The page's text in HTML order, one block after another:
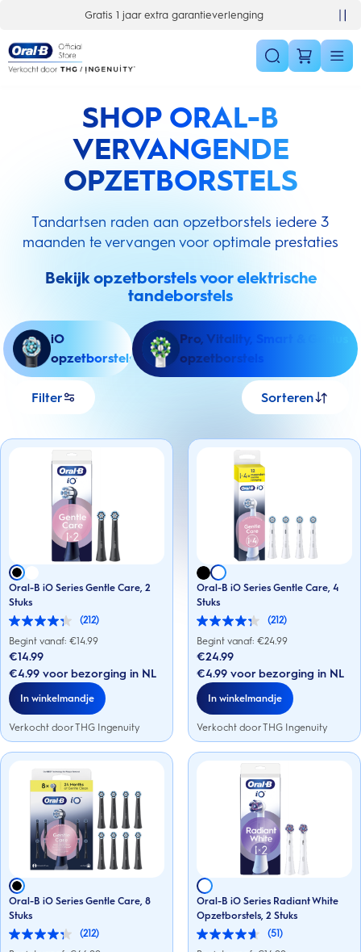
Gratis 1 jaar extra garantieverlenging
SHOP ORAL-B
VERVANGENDE
OPZETBORSTELS
Tandartsen raden aan opzetborstels iedere 3
maanden te vervangen voor optimale prestaties
Bekijk opzetborstels voor elektrische
tandeborstels
iO
opzetborstels
Pro, Vitality, Smart & Genius
opzetborstels
Filter Sorteren
Oral-B iO Series Gentle Care, 2
Stuks
(212)
4.3
van
de
5
sterren.
212
beoordelingen
Begint vanaf: €14.99
€14.99
€4.99 voor bezorging in NL
In winkelmandje
Verkocht door THG Ingenuity
Oral-B iO Series Gentle Care, 4
Stuks
(212)
4.3
van
de
5
sterren.
212
beoordelingen
Begint vanaf: €24.99
€24.99
€4.99 voor bezorging in NL
In winkelmandje
Verkocht door THG Ingenuity
Oral-B iO Series Gentle Care, 8
Stuks
(212)
4.3
Oral-B iO Series Radiant White
Opzetborstels, 2 Stuks
(51)
4.6